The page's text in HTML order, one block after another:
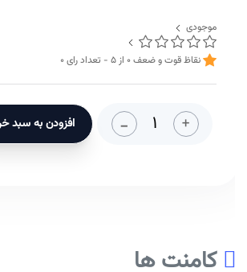
موجودی
نقاظ قوت و ضعف0از5- تعداد رای0
+
- افزودن به سبد خرید
کامنت ها